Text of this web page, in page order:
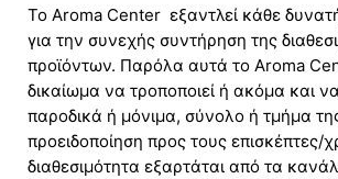
Το Aroma Center εξαντλεί κάθε
για την συνεχής συντήρηση της
προϊόντων. Παρόλα αυτά το Aroma
δικαίωμα να τροποποιεί ή ακόμα και
παροδικά ή μόνιμα, σύνολο ή τμήμα
προειδοποίηση προς τους επισκέπτες/
διαθεσιμότητα εξαρτάται από τα